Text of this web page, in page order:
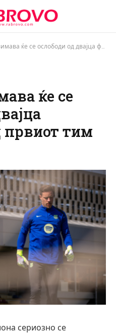
се ослободи од двајца фудбалери од првиот тим
ќе се
првиот тим
сериозно се